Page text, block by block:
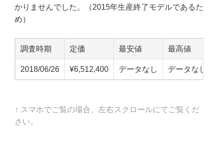
かりませんでした。（2015年生産終了モデルであるた
め）
調査時期 定価 最安値 最高値
2018/06/26 ¥6,512,400 データなし データなし
↑ スマホでご覧の場合、左右スクロールにてご覧くだ
さい。